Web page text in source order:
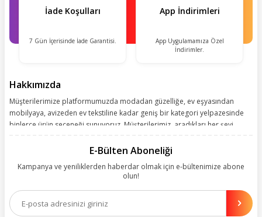
İade Koşulları
7 Gün İçerisinde İade Garantisi.
App İndirimleri
App Uygulamamıza Özel
İndirimler.
Hakkımızda
Müşterilerimize platformumuzda modadan güzelliğe, ev eşyasından
mobilyaya, avizeden ev tekstiline kadar geniş bir kategori yelpazesinde
binlerce ürün seçeneği sunuyoruz. Müşterilerimiz, aradıkları her şeyi
kolay, kusursuz ve keyifli bir alışveriş yolculuğu sunarken deneyiminize
olanakları sunuyoruz. Çalışmalarımızı müşterilerimizin memnuniyetini
esas alarak yürütüyoruz.
E-Bülten Aboneliği
Kampanya ve yeniliklerden haberdar olmak için e-bültenimize abone
olun!